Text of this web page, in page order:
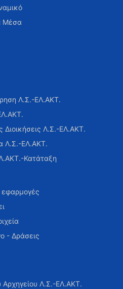
Μέσα
Λ.Σ.-ΕΛ.ΑΚΤ.
Διοικήσεις Λ.Σ.-ΕΛ.ΑΚΤ.
Λ.Σ.-ΕΛ.ΑΚΤ.
Κατάταξη
εφαρμογές
- Δράσεις
Αρχηγείου Λ.Σ.-ΕΛ.ΑΚΤ.